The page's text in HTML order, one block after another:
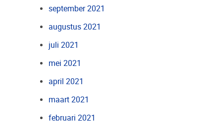
september 2021
augustus 2021
juli 2021
mei 2021
april 2021
maart 2021
februari 2021